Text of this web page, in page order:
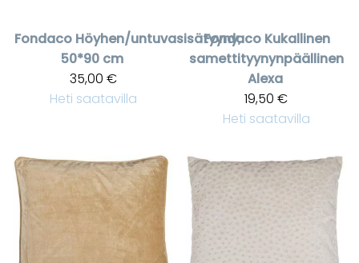
Fondaco Höyhen/untuvasisätyyny,
50*90 cm
35,00 €
Heti saatavilla
Fondaco Kukallinen
samettityynynpäällinen
Alexa
19,50 €
Heti saatavilla